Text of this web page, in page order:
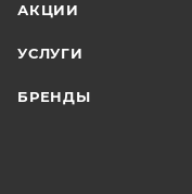
АКЦИИ
УСЛУГИ
БРЕНДЫ